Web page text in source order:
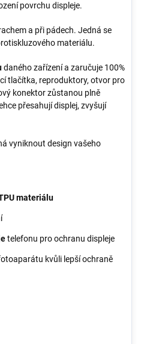
povrchu displeje.
a při pádech. Jedná se
materiálu.
daného zařízení a zaručuje 100%
tlačítka, reproduktory, otvor pro
konektor zůstanou plně
přesahují displej, zvyšují
vyniknout design vašeho
materiálu
telefonu pro ochranu displeje
kvůli lepší ochraně